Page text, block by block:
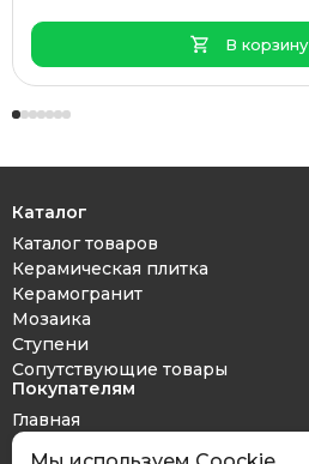
В корзину
Каталог
Каталог товаров
Керамическая плитка
Керамогранит
Мозаика
Ступени
Сопутствующие товары
Покупателям
Главная
Дизайн проект